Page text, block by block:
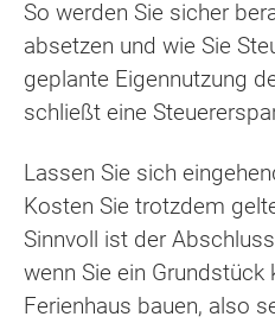
So werden Sie sicher
absetzen und wie Sie
geplante Eigennutzung
schließt eine
Lassen Sie sich
Kosten Sie trotzdem
Sinnvoll ist der
wenn Sie ein Grundstück
Ferienhaus bauen, also